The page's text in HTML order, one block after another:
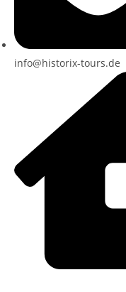
info@historix-tours.de